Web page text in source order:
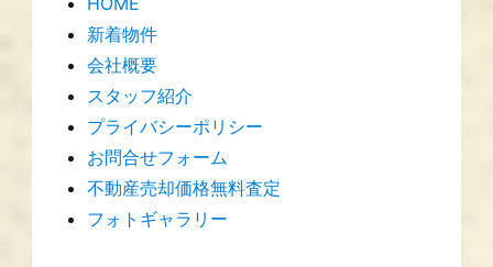
新着物件
会社概要
スタッフ紹介
プライバシーポリシー
お問合せフォーム
不動産売却価格無料査定
フォトギャラリー